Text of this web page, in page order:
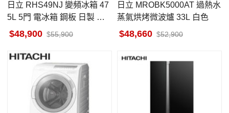
日立 RHS49NJ 變頻冰箱 47
5L 5門 電冰箱 鋼板 日製 星
燦金 一級變頻
48,900 55,900
日立 MROBK5000AT 過熱水
蒸氣烘烤微波爐 33L 白色
48,660 52,900